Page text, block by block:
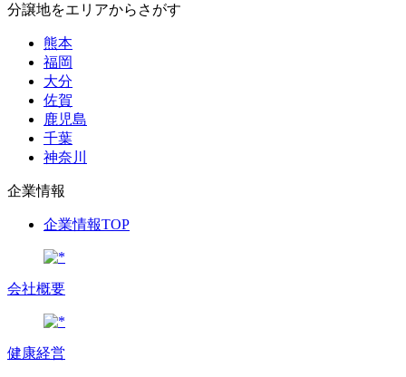
分譲地をエリアからさがす
熊本
福岡
大分
佐賀
鹿児島
千葉
神奈川
企業情報
企業情報TOP
会社概要
健康経営